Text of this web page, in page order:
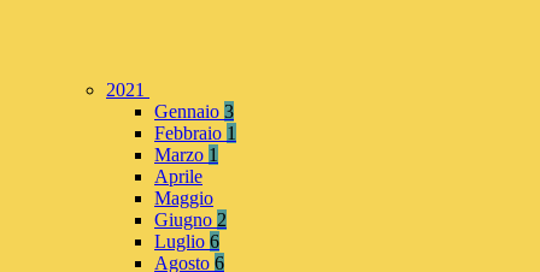
2021
Gennaio 3
Febbraio 1
Marzo 1
Aprile
Maggio
Giugno 2
Luglio 6
Agosto 6